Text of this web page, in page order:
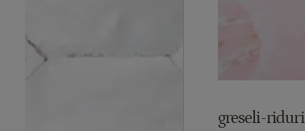
greseli-riduri